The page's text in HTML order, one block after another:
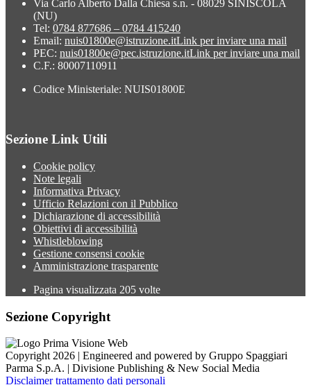
Via Carlo Alberto Dalla Chiesa s.n. - 08029 SINISCOLA
(NU)
Tel: 0784 877686 – 0784 415240
Email: nuis01800e@istruzione.itLink per inviare una mail
PEC: nuis01800e@pec.istruzione.itLink per inviare una mail
C.F.: 80007110911
Codice Ministeriale: NUIS01800E
Sezione Link Utili
Cookie policy
Note legali
Informativa Privacy
Ufficio Relazioni con il Pubblico
Dichiarazione di accessibilità
Obiettivi di accessibilità
Whistleblowing
Gestione consensi cookie
Amministrazione trasparente
Pagina visualizzata 205 volte
Sezione Copyright
Copyright 2026 | Engineered and powered by Gruppo Spaggiari
Parma S.p.A. | Divisione Publishing & New Social Media
Disclaimer trattamento dati personali